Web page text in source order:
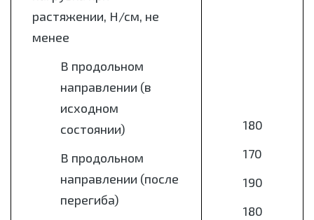
растяжении, Н/см, не
менее
В продольном
направлении (в
исходном
состоянии)
В продольном
направлении (после
перегиба)
180
170
190
180